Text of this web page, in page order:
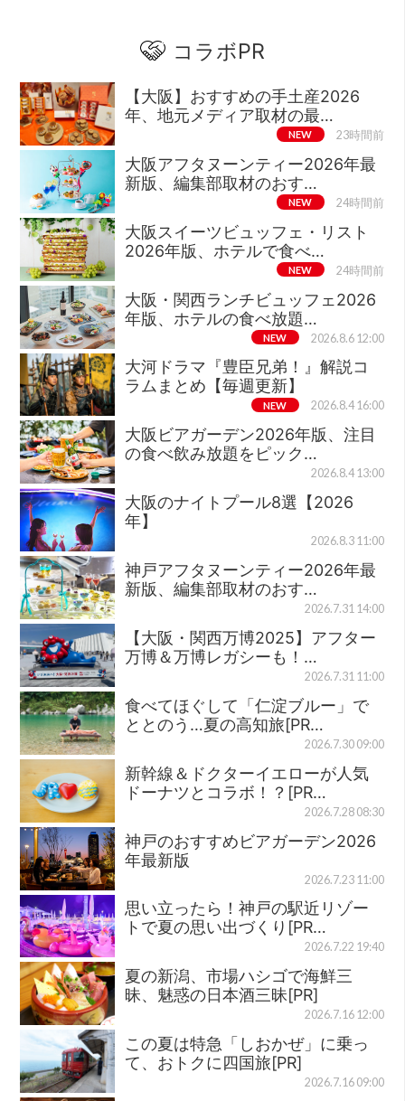
コラボPR
【大阪】おすすめの手土産2026
年、地元メディア取材の最…
NEW 23時間前
大阪アフタヌーンティー2026年最
新版、編集部取材のおす…
NEW 24時間前
大阪スイーツビュッフェ・リスト
2026年版、ホテルで食べ…
NEW 24時間前
大阪・関西ランチビュッフェ2026
年版、ホテルの食べ放題…
NEW 2026.8.6 12:00
大河ドラマ『豊臣兄弟！』解説コ
ラムまとめ【毎週更新】
NEW 2026.8.4 16:00
大阪ビアガーデン2026年版、注目
の食べ飲み放題をピック…
2026.8.4 13:00
大阪のナイトプール8選【2026
年】
2026.8.3 11:00
神戸アフタヌーンティー2026年最
新版、編集部取材のおす…
2026.7.31 14:00
【大阪・関西万博2025】アフター
万博＆万博レガシーも！…
2026.7.31 11:00
食べてほぐして「仁淀ブルー」で
ととのう…夏の高知旅[PR…
2026.7.30 09:00
新幹線＆ドクターイエローが人気
ドーナツとコラボ！？[PR…
2026.7.28 08:30
神戸のおすすめビアガーデン2026
年最新版
2026.7.23 11:00
思い立ったら！神戸の駅近リゾー
トで夏の思い出づくり[PR…
2026.7.22 19:40
夏の新潟、市場ハシゴで海鮮三
昧、魅惑の日本酒三昧[PR]
2026.7.16 12:00
この夏は特急「しおかぜ」に乗っ
て、おトクに四国旅[PR]
2026.7.16 09:00